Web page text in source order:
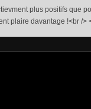
plus positifs que
plaire davantage !<br />